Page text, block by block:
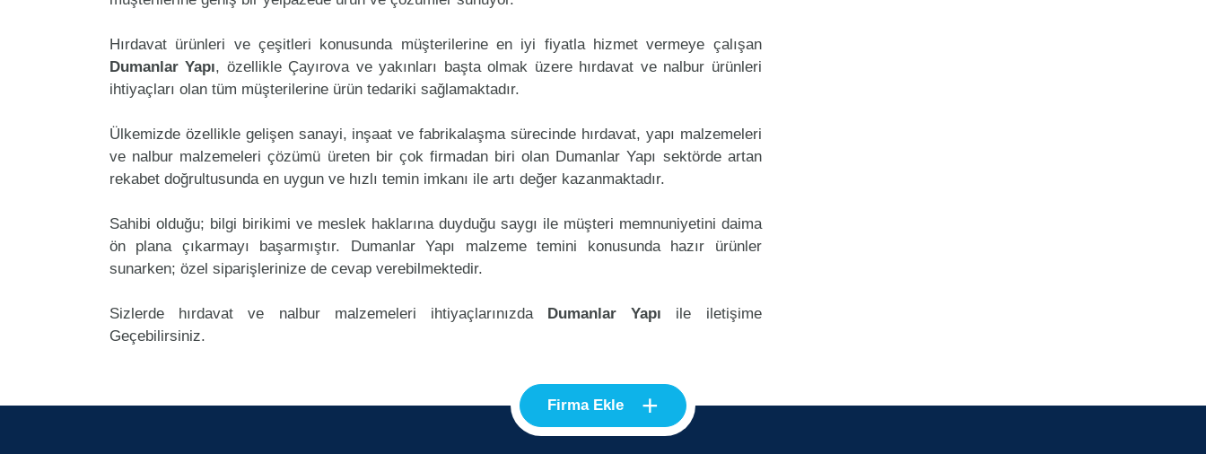
Hırdavat ürünleri ve çeşitleri konusunda müşterilerine en iyi fiyatla hizmet vermeye çalışan
Dumanlar Yapı, özellikle Çayırova ve yakınları başta olmak üzere hırdavat ve nalbur ürünleri
ihtiyaçları olan tüm müşterilerine ürün tedariki sağlamaktadır.
Ülkemizde özellikle gelişen sanayi, inşaat ve fabrikalaşma sürecinde hırdavat, yapı malzemeleri
ve nalbur malzemeleri çözümü üreten bir çok firmadan biri olan Dumanlar Yapı sektörde artan
rekabet doğrultusunda en uygun ve hızlı temin imkanı ile artı değer kazanmaktadır.
Sahibi olduğu; bilgi birikimi ve meslek haklarına duyduğu saygı ile müşteri memnuniyetini daima
ön plana çıkarmayı başarmıştır. Dumanlar Yapı malzeme temini konusunda hazır ürünler
sunarken; özel siparişlerinize de cevap verebilmektedir.
Sizlerde hırdavat ve nalbur malzemeleri ihtiyaçlarınızda Dumanlar Yapı ile iletişime
Geçebilirsiniz.
Firma Ekle +